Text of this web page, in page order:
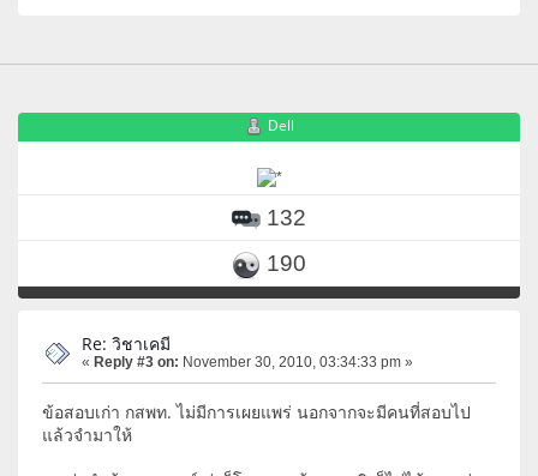
Dell
132
190
Re: วิชาเคมี
« Reply #3 on: November 30, 2010, 03:34:33 pm »
ข้อสอบเก่า กสพท. ไม่มีการเผยแพร่ นอกจากจะมีคนที่สอบไป
แล้วจำมาให้